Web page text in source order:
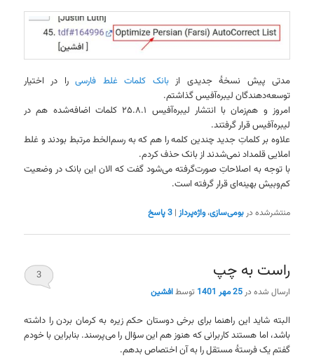
مدتی پیش نسخهٔ جدیدی ازبانک کلمات غلط فارسیرا در اختیار
توسعه‌دهندگان لیبره‌آفیس گذاشتم.
امروز و هم‌زمان با انتشار لیبره‌آفیس ۲۵.۸.۱ کلمات اضافه‌شده هم در
لیبره‌آفیس قرار گرفتند.
علاوه بر کلماتِ جدید چندین کلمه را هم که به رسم‌الخط مرتبط بودند و غلط
املایی قلمداد نمی‌شدند از بانک حذف کردم.
با توجه به اصلاحاتِ صورت‌گرفته می‌شود گفت که الان این بانک در وضعیت
کم‌وبیش بهینه‌ای قرار گرفته است.
منتشرشده در بومی‌سازی،واژه‌پرداز |
3پاسخ
راست به چپ
ارسال شده در25 مهر 1401 توسطافشین
3
البته شاید این راهنما برای برخی دوستان حکم زیره به کرمان بردن را داشته
باشد، اما هستند کاربرانی که هنوز هم این سؤال را می‌پرسند. بنابراین با خودم
گفتم یک فرستهٔ مستقل را به آن اختصاص بدهم.